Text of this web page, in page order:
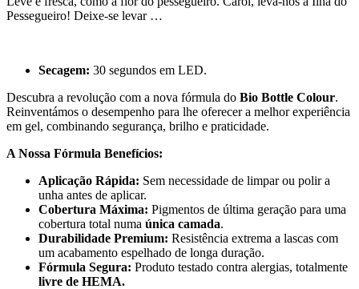
Pessegueiro! Deixe-se levar …
Secagem: 30 segundos em LED.
Descubra a revolução com a nova fórmula do Bio Bottle Colour.
Reinventámos o desempenho para lhe oferecer a melhor experiência
em gel, combinando segurança, brilho e praticidade.
A Nossa Fórmula Benefícios:
Aplicação Rápida: Sem necessidade de limpar ou polir a
unha antes de aplicar.
Cobertura Máxima: Pigmentos de última geração para uma
cobertura total numa única camada.
Durabilidade Premium: Resistência extrema a lascas com
um acabamento espelhado de longa duração.
Fórmula Segura: Produto testado contra alergias, totalmente
livre de HEMA.